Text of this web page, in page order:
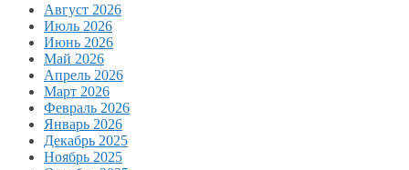
Август 2026
Июль 2026
Июнь 2026
Май 2026
Апрель 2026
Март 2026
Февраль 2026
Январь 2026
Декабрь 2025
Ноябрь 2025